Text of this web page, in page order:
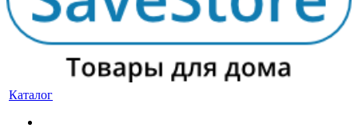
Каталог